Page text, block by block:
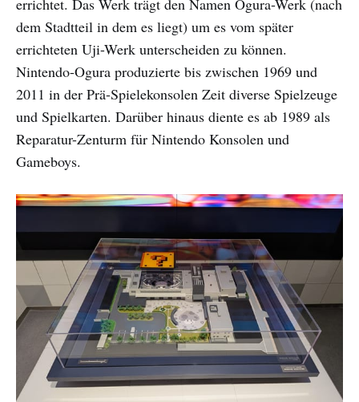
errichtet. Das Werk trägt den Namen Ogura-Werk (nach
dem Stadtteil in dem es liegt) um es vom später
errichteten Uji-Werk unterscheiden zu können.
Nintendo-Ogura produzierte bis zwischen 1969 und
2011 in der Prä-Spielekonsolen Zeit diverse Spielzeuge
und Spielkarten. Darüber hinaus diente es ab 1989 als
Reparatur-Zenturm für Nintendo Konsolen und
Gameboys.